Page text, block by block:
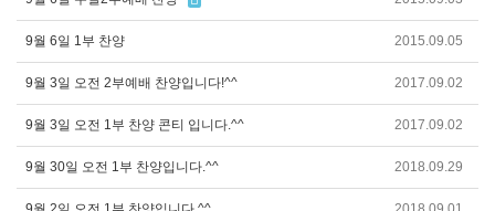
9월 6일 1부 찬양 2015.09.05
9월 3일 오전 2부예배 찬양입니다!^^ 2017.09.02
9월 3일 오전 1부 찬양 콘티 입니다.^^ 2017.09.02
9월 30일 오전 1부 찬양입니다.^^ 2018.09.29